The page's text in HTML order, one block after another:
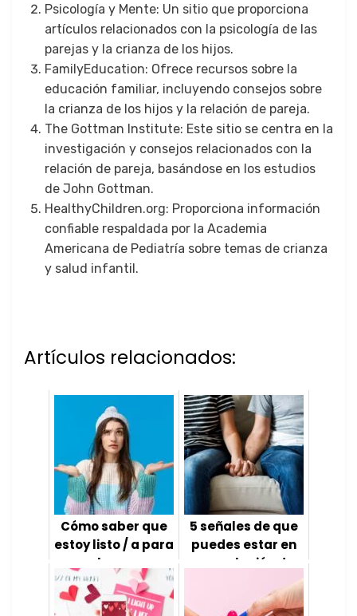
Psicología y Mente: Un sitio que proporciona
artículos relacionados con la psicología de las
parejas y la crianza de los hijos.
FamilyEducation: Ofrece recursos sobre la
educación familiar, incluyendo consejos sobre
la crianza de los hijos y la relación de pareja.
The Gottman Institute: Este sitio se centra en la
investigación y consejos relacionados con la
relación de pareja, basándose en los estudios
de John Gottman.
HealthyChildren.org: Proporciona información
confiable respaldada por la Academia
Americana de Pediatría sobre temas de crianza
y salud infantil.
Artículos relacionados:
Cómo saber que
estoy listo / a para
el amor
Introducción El amor
5 señales de que
puedes estar en
una relación de